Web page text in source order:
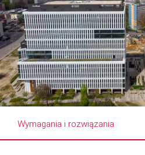
Wymagania i rozwiązania